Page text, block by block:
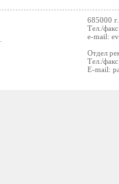
685000
Тел./
e-mail:
Отдел
Тел./
E-mail: